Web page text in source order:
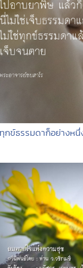
กข์ธรรมดาก็อย่างห